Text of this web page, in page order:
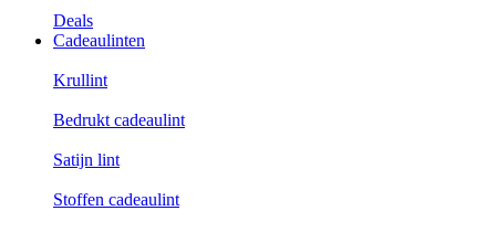
Deals
Cadeaulinten
Krullint
Bedrukt cadeaulint
Satijn lint
Stoffen cadeaulint